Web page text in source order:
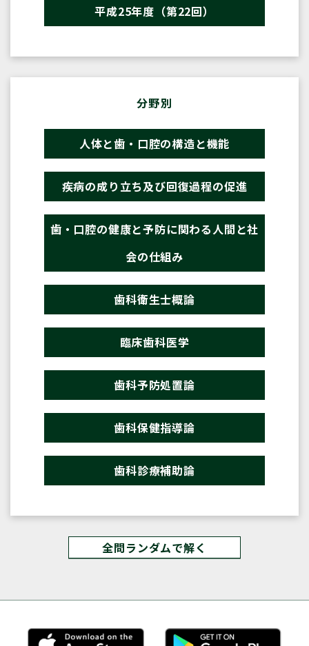
平成25年度（第22回）
分野別
人体と歯・口腔の構造と機能
疾病の成り立ち及び回復過程の促進
歯・口腔の健康と予防に関わる人間と社
会の仕組み
歯科衛生士概論
臨床歯科医学
歯科予防処置論
歯科保健指導論
歯科診療補助論
全問ランダムで解く